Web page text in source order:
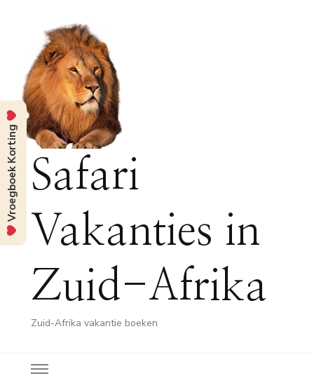
Safari
Vakanties in
Zuid-Afrika
Zuid-Afrika vakantie boeken
Vroegboek Korting